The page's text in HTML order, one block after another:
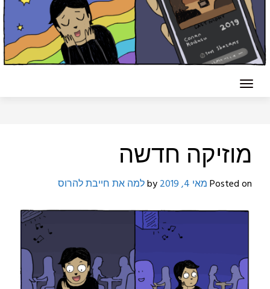
מוזיקה חדשה
Posted onמאי 4, 2019 למה את חייבת להרוס